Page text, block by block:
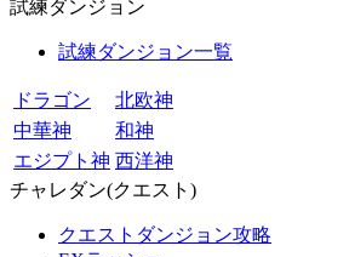
試練ダンジョン
試練ダンジョン一覧
ドラゴン
北欧神
中華神
和神
エジプト神 西洋神
チャレダン(クエスト)
クエストダンジョン攻略